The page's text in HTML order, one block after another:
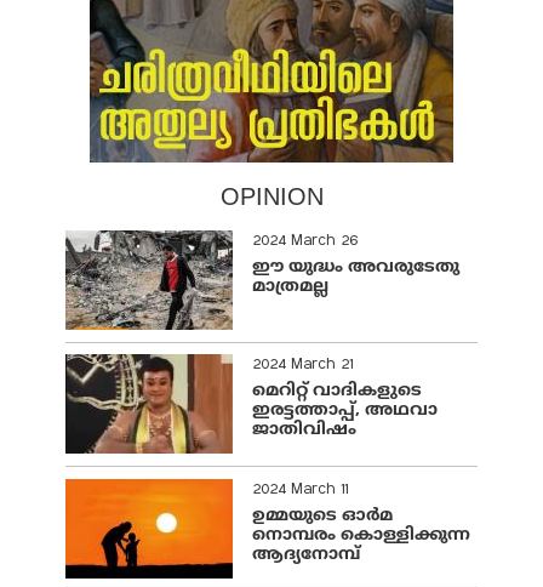
OPINION
2024 March 26
ഈ യുദ്ധം അവരുടേതു
മാത്രമല്ല
2024 March 21
മെറിറ്റ് വാദികളുടെ
ഇരട്ടത്താപ്പ്, അഥവാ
ജാതിവിഷം
2024 March 11
ഉമ്മയുടെ ഓർമ
നൊമ്പരം കൊള്ളിക്കുന്ന
ആദ്യനോമ്പ്